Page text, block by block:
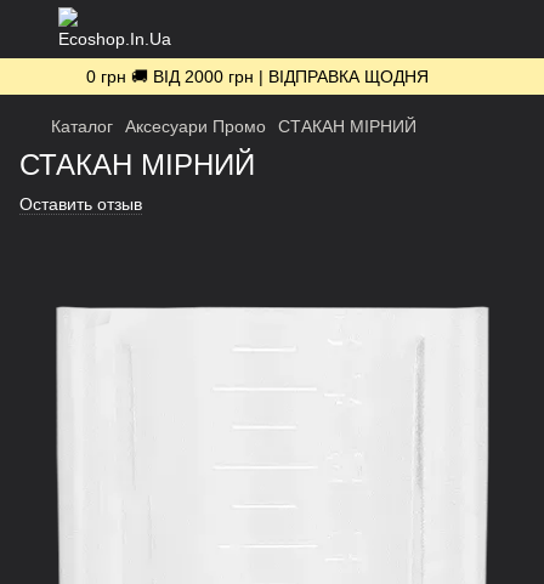
0 грн 🚚 ВІД 2000 грн | ВІДПРАВКА ЩОДНЯ
Каталог Аксесуари Промо СТАКАН МІРНИЙ
СТАКАН МІРНИЙ
Оставить отзыв